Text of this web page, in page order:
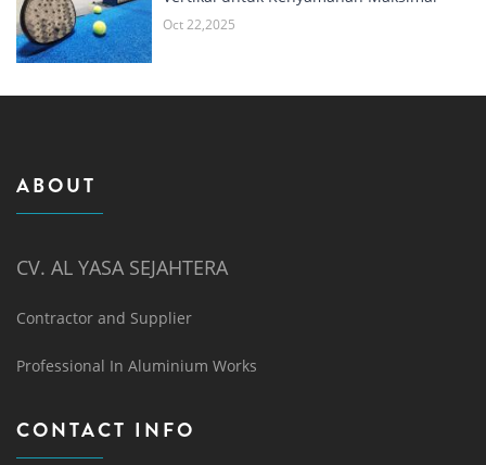
Oct 22,2025
ABOUT
CV. AL YASA SEJAHTERA
Contractor and Supplier
Professional In Aluminium Works
CONTACT INFO